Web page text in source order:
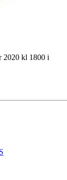
2020 kl 1800 i